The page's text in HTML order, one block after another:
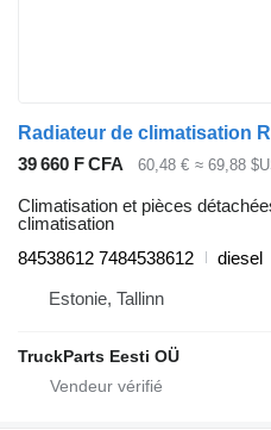
39 660 F CFA 60,48 € ≈ 69,88
Climatisation et pièces
climatisation
84538612 7484538612
diesel
Estonie, Tallinn
TruckParts Eesti OÜ